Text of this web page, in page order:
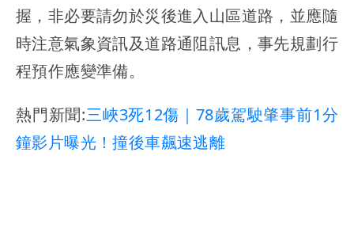
握，非必要請勿於災後進入山區道路，並應隨
時注意氣象資訊及道路通阻訊息，事先規劃行
程預作應變準備。
熱門新聞:三峽3死12傷｜78歲駕駛肇事前1分
鐘影片曝光！撞後車飆速逃離